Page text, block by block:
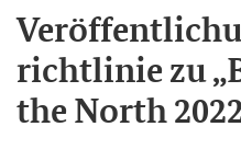
richt­li­nie zu
the North